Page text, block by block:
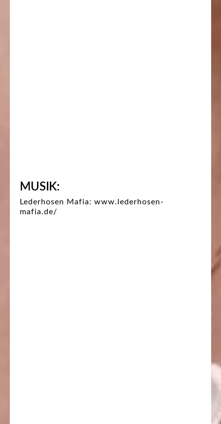
MUSIK:
Lederhosen Mafia: www.lederhosen-
mafia.de/